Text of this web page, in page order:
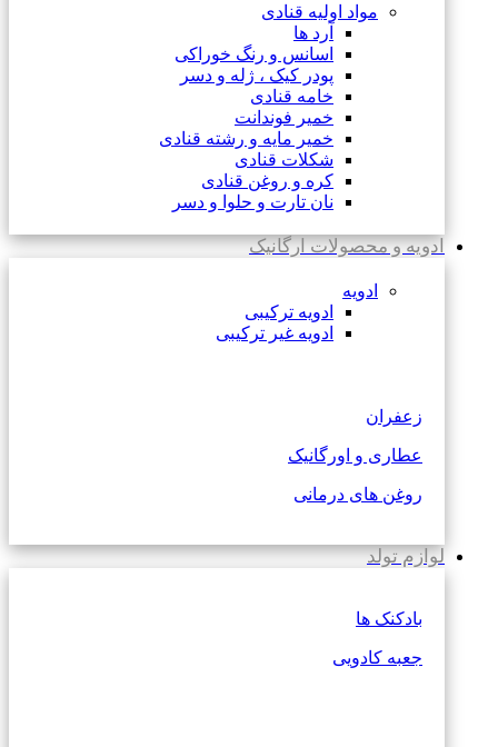
مواد اولیه قنادی
آرد ها
اسانس و رنگ خوراکی
پودر کیک ، ژله و دسر
خامه قنادی
خمیر فوندانت
خمیر مایه و رشته قنادی
شکلات قنادی
کره و روغن قنادی
نان تارت و حلوا و دسر
ادویه و محصولات ارگانیک
ادویه
ادویه ترکیبی
ادویه غیر ترکیبی
زعفران
عطاری و اورگانیک
روغن های درمانی
لوازم تولد
بادکنک ها
جعبه کادویی